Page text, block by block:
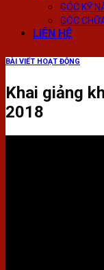
GÓC KỸ
GÓC
LIÊN HỆ
BÀI VIẾT HOẠT ĐỘNG
Khai giảng
2018